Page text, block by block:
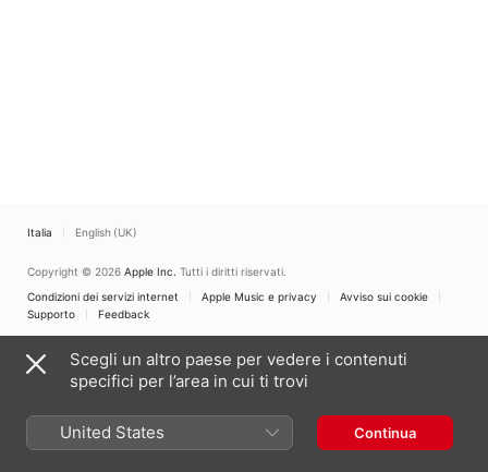
Italia English (UK)
Copyright © 2026 Apple Inc. Tutti i diritti riservati.
Condizioni dei servizi internet
Apple Music e privacy
Avviso sui cookie
Supporto
Feedback
Scegli un altro paese per vedere i contenuti
specifici per l’area in cui ti trovi
United States Continua